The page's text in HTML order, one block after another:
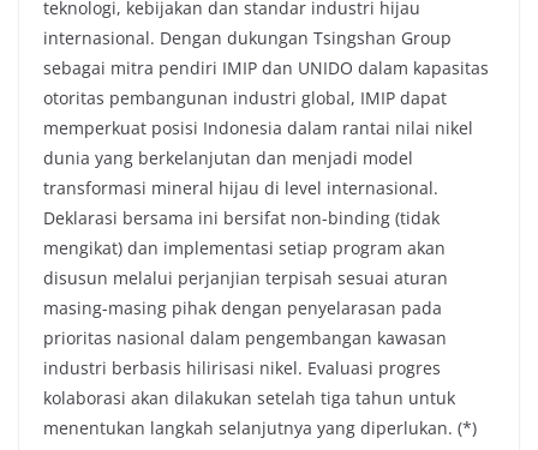
teknologi, kebijakan dan standar industri hijau
internasional. Dengan dukungan Tsingshan Group
sebagai mitra pendiri IMIP dan UNIDO dalam kapasitas
otoritas pembangunan industri global, IMIP dapat
memperkuat posisi Indonesia dalam rantai nilai nikel
dunia yang berkelanjutan dan menjadi model
transformasi mineral hijau di level internasional.
Deklarasi bersama ini bersifat non-binding (tidak
mengikat) dan implementasi setiap program akan
disusun melalui perjanjian terpisah sesuai aturan
masing-masing pihak dengan penyelarasan pada
prioritas nasional dalam pengembangan kawasan
industri berbasis hilirisasi nikel. Evaluasi progres
kolaborasi akan dilakukan setelah tiga tahun untuk
menentukan langkah selanjutnya yang diperlukan. (*)